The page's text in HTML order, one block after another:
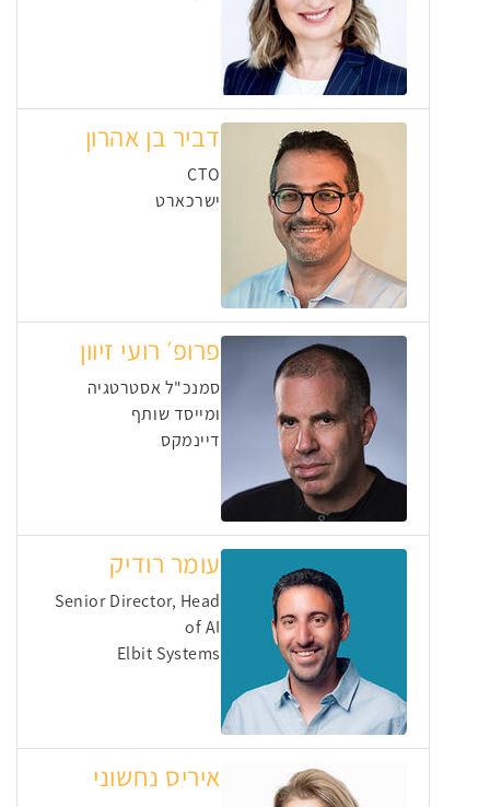
דביר בן אהרון
CTO
ישרכארט
פרופ׳ רועי זיוון
סמנכ"ל אסטרטגיה
ומייסד שותף
דיינמקס
עומר רודיק
Senior Director, Head
of AI
Elbit Systems
איריס נחשוני